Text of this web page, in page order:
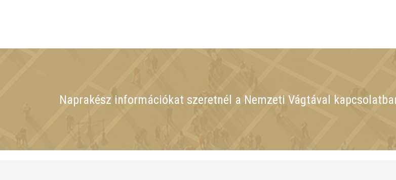
Naprakész információkat szeretnél a Nemzeti Vágtával